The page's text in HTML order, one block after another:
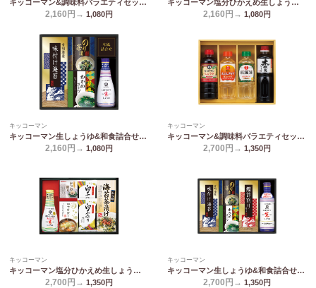
キッコーマン&調味料バラエティセット KSM-20N
2,160円→ 1,080円
キッコーマン塩分ひかえめ生しょうゆ詰合せギフト OR-20
2,160円→ 1,080円
キッコーマン
キッコーマン生しょうゆ&和食詰合せ NBL-20K
2,160円→ 1,080円
キッコーマン
キッコーマン&調味料バラエティセット KSM-25N
2,700円→ 1,350円
キッコーマン
キッコーマン塩分ひかえめ生しょうゆ詰合せギフト OR-25
2,700円→ 1,350円
キッコーマン
キッコーマン生しょうゆ&和食詰合せ NBL-25K
2,700円→ 1,350円